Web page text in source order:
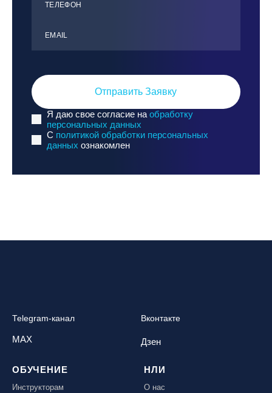
ТЕЛЕФОН
ЕMАIL
Отправить Заявку
Я даю свое согласие на обработку
персональных данных
C политикой обработки персональных
данных ознакомлен
Telegram-канал Вконтакте
MAX Дзен
ОБУЧЕНИЕ
Инструкторам
НЛИ
О нас